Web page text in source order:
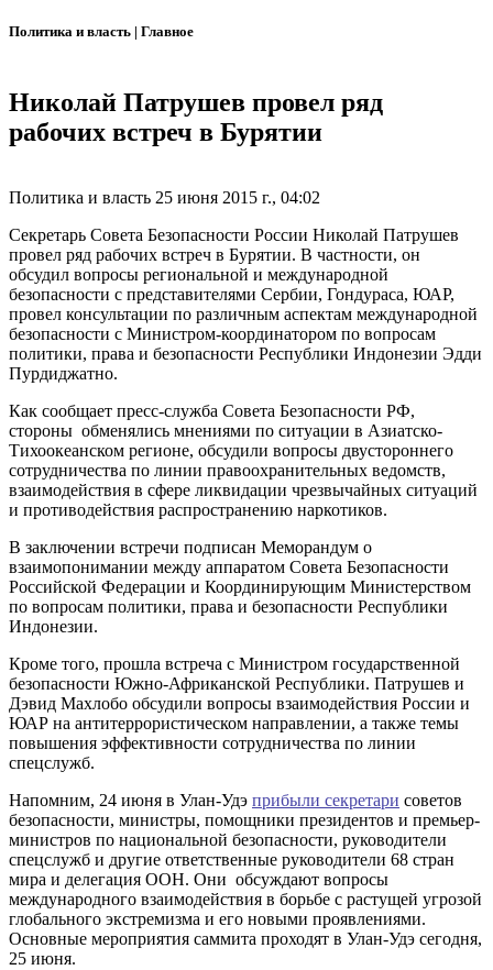
Политика и власть | Главное
Николай Патрушев провел ряд
рабочих встреч в Бурятии
Политика и власть 25 июня 2015 г., 04:02
Секретарь Совета Безопасности России Николай Патрушев
провел ряд рабочих встреч в Бурятии. В частности, он
обсудил вопросы региональной и международной
безопасности с представителями Сербии, Гондураса, ЮАР,
провел консультации по различным аспектам международной
безопасности с Министром-координатором по вопросам
политики, права и безопасности Республики Индонезии Эдди
Пурдиджатно.
Как сообщает пресс-служба Совета Безопасности РФ,
стороны обменялись мнениями по ситуации в Азиатско-
Тихоокеанском регионе, обсудили вопросы двустороннего
сотрудничества по линии правоохранительных ведомств,
взаимодействия в сфере ликвидации чрезвычайных ситуаций
и противодействия распространению наркотиков.
В заключении встречи подписан Меморандум о
взаимопонимании между аппаратом Совета Безопасности
Российской Федерации и Координирующим Министерством
по вопросам политики, права и безопасности Республики
Индонезии.
Кроме того, прошла встреча с Министром государственной
безопасности Южно-Африканской Республики. Патрушев и
Дэвид Махлобо обсудили вопросы взаимодействия России и
ЮАР на антитеррористическом направлении, а также темы
повышения эффективности сотрудничества по линии
спецслужб.
Напомним, 24 июня в Улан-Удэ прибыли секретари советов
безопасности, министры, помощники президентов и премьер-
министров по национальной безопасности, руководители
спецслужб и другие ответственные руководители 68 стран
мира и делегация ООН. Они обсуждают вопросы
международного взаимодействия в борьбе с растущей угрозой
глобального экстремизма и его новыми проявлениями.
Основные мероприятия саммита проходят в Улан-Удэ сегодня,
25 июня.